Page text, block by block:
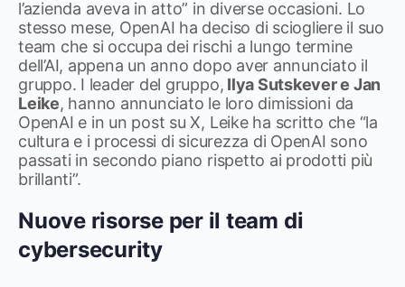
l’azienda aveva in atto” in diverse occasioni. Lo
stesso mese, OpenAI ha deciso di sciogliere il suo
team che si occupa dei rischi a lungo termine
dell’AI, appena un anno dopo aver annunciato il
gruppo. I leader del gruppo, Ilya Sutskever e Jan
Leike, hanno annunciato le loro dimissioni da
OpenAI e in un post su X, Leike ha scritto che “la
cultura e i processi di sicurezza di OpenAI sono
passati in secondo piano rispetto ai prodotti più
brillanti”.
Nuove risorse per il team di
cybersecurity